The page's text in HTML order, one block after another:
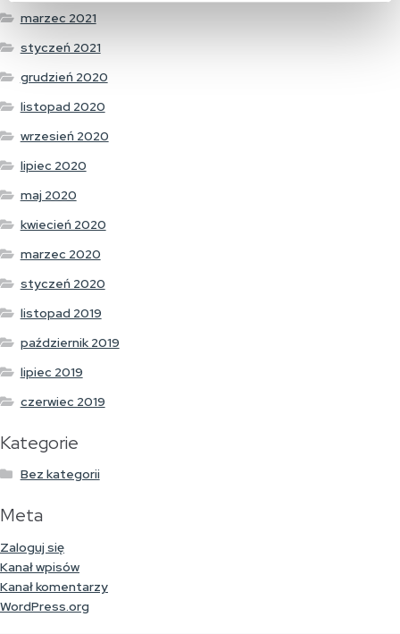
marzec 2021
styczeń 2021
grudzień 2020
listopad 2020
wrzesień 2020
lipiec 2020
maj 2020
kwiecień 2020
marzec 2020
styczeń 2020
listopad 2019
październik 2019
lipiec 2019
czerwiec 2019
Kategorie
Bez kategorii
Meta
Zaloguj się
Kanał wpisów
Kanał komentarzy
WordPress.org